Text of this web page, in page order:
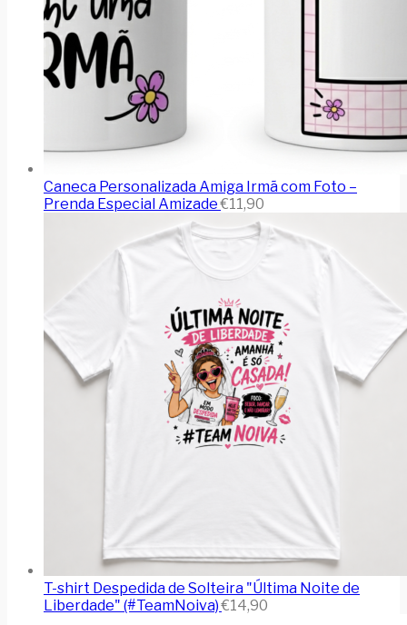
Caneca Personalizada Amiga Irmã com Foto –
Prenda Especial Amizade €11,90
T-shirt Despedida de Solteira "Última Noite de
Liberdade" (#TeamNoiva) €14,90